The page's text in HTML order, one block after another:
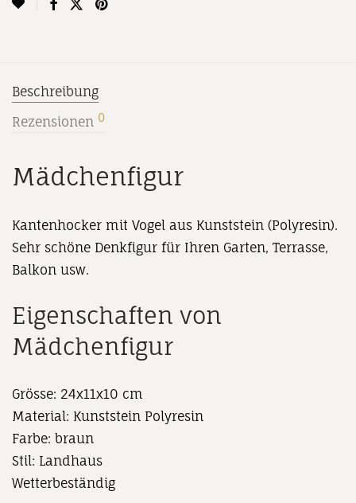
Beschreibung
Rezensionen 0
Mädchenfigur
Kantenhocker mit Vogel aus Kunststein (Polyresin).
Sehr schöne Denkfigur für Ihren Garten, Terrasse,
Balkon usw.
Eigenschaften von
Mädchenfigur
Grösse: 24x11x10 cm
Material: Kunststein Polyresin
Farbe: braun
Stil: Landhaus
Wetterbeständig